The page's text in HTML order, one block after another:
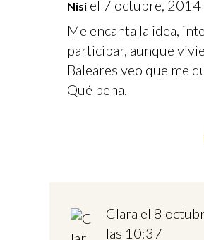
Nisi el 7 octubre, 2014
Me encanta la idea,
participar, aunque
Baleares veo que me
Qué pena.
Clara el 8
las 10:37